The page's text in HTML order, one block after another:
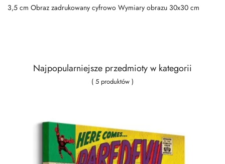
3,5 cm Obraz zadrukowany cyfrowo Wymiary obrazu 30x30 cm
Najpopularniejsze przedmioty w kategorii
( 5 produktów )